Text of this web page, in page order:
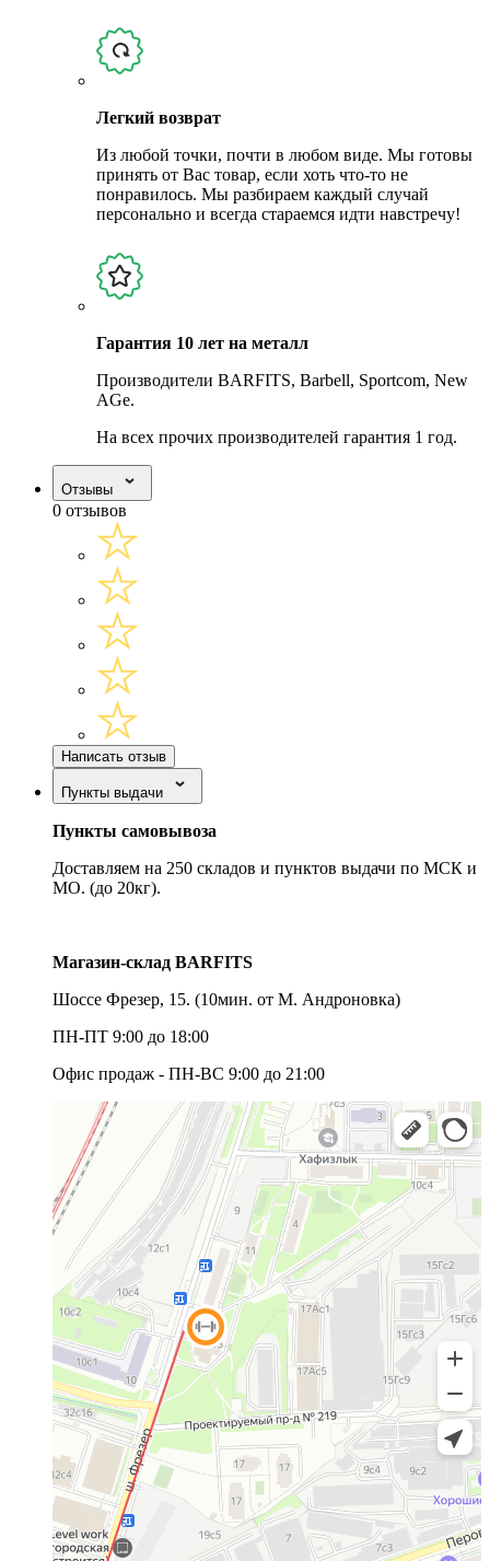
Легкий возврат
Из любой точки, почти в любом виде. Мы готовы
принять от Вас товар, если хоть что-то не
понравилось. Мы разбираем каждый случай
персонально и всегда стараемся идти навстречу!
Гарантия 10 лет на металл
Производители BARFITS, Barbell, Sportcom, New
AGe.
На всех прочих производителей гарантия 1 год.
Отзывы
0 отзывов
Написать отзыв
Пункты выдачи
Пункты самовывоза
Доставляем на 250 складов и пунктов выдачи по МСК и
МО. (до 20кг).
Магазин-склад BARFITS
Шоссе Фрезер, 15. (10мин. от М. Андроновка)
ПН-ПТ 9:00 до 18:00
Офис продаж - ПН-ВС 9:00 до 21:00